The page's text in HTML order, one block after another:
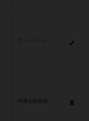
アートワーク